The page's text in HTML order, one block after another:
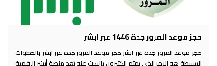
حجز موعد المرور جدة 1446 عبر ابشر
حجز موعد المرور جدة عبر ابشر حجز موعد المرور جدة عبر ابشر بالخطوات
البسيطة هو الامر الذي يهتم الكثيرون بالبحث عنه تعد منصة أبشر الرقمية